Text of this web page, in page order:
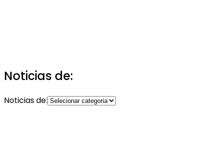
Noticias de:
Noticias de: